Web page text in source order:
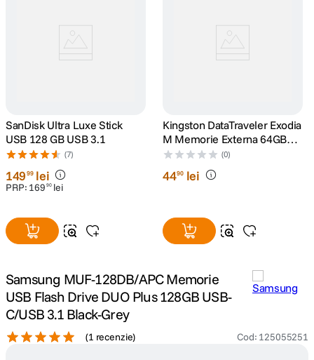
SanDisk Ultra Luxe Stick
USB 128 GB USB 3.1
(7)
14999 lei
PRP: 169 90 lei
Kingston DataTraveler Exodia
M Memorie Externa 64GB
USB 3.2
(0)
4490 lei
Samsung MUF-128DB/APC Memorie
USB Flash Drive DUO Plus 128GB USB-
C/USB 3.1 Black-Grey
(1 recenzie) Cod: 125055251